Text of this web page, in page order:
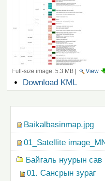
Full-size image: 5.3 MB| View
Document
Actions
Download KML
Baikalbasinmap.jpg
01_Satellite
Байгаль нуурын сав
01. Сансрын зураг